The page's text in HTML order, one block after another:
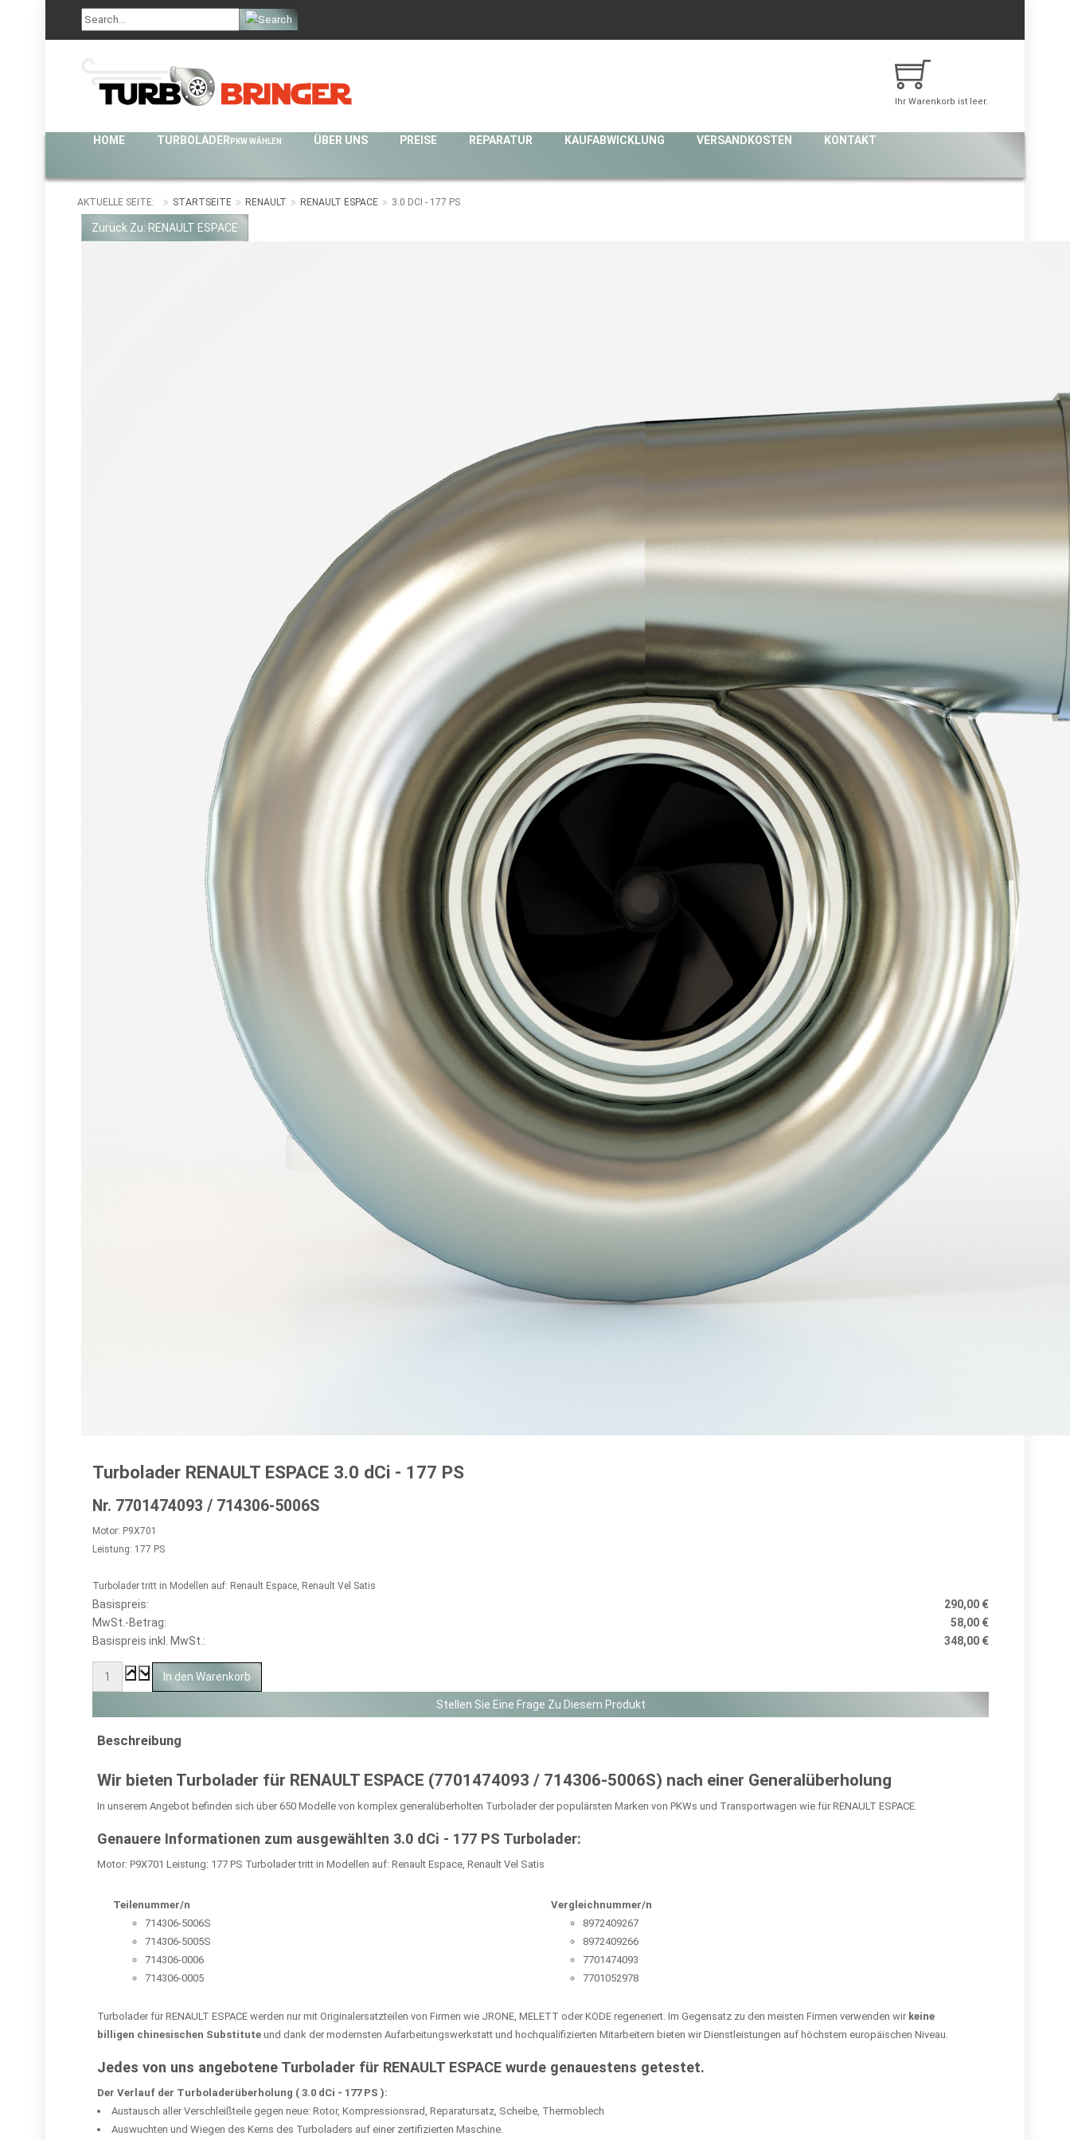
Ihr Warenkorb ist leer.
HOME TURBOLADER PKW WÄHLEN ÜBER UNS PREISE REPARATUR KAUFABWICKLUNG VERSANDKOSTEN KONTAKT
AKTUELLE SEITE: STARTSEITE RENAULT RENAULT ESPACE 3.0 DCI - 177 PS
Zurück Zu: RENAULT ESPACE
Turbolader RENAULT ESPACE 3.0 dCi - 177 PS
Nr. 7701474093 / 714306-5006S
Motor: P9X701
Leistung: 177 PS
Turbolader tritt in Modellen auf: Renault Espace, Renault Vel Satis
Basispreis:
290,00 €
MwSt.-Betrag:
58,00 €
Basispreis inkl. MwSt.:
348,00 €
Stellen Sie Eine Frage Zu Diesem Produkt
Beschreibung
Wir bieten Turbolader für RENAULT ESPACE (7701474093 / 714306-5006S) nach einer Generalüberholung
In unserem Angebot befinden sich über 650 Modelle von komplex generalüberholten Turbolader der populärsten Marken von PKWs und Transportwagen wie für RENAULT ESPACE.
Genauere Informationen zum ausgewählten 3.0 dCi - 177 PS Turbolader:
Motor: P9X701 Leistung: 177 PS Turbolader tritt in Modellen auf: Renault Espace, Renault Vel Satis
Teilenummer/n
714306-5006S
714306-5005S
714306-0006
714306-0005
Vergleichnummer/n
8972409267
8972409266
7701474093
7701052978
Turbolader für RENAULT ESPACE werden nur mit Originalersatzteilen von Firmen wie JRONE, MELETT oder KODE regeneriert. Im Gegensatz zu den meisten Firmen verwenden wir keine
billigen chinesischen Substitute und dank der modernsten Aufarbeitungswerkstatt und hochqualifizierten Mitarbeitern bieten wir Dienstleistungen auf höchstem europäischen Niveau.
Jedes von uns angebotene Turbolader für RENAULT ESPACE wurde genauestens getestet.
Der Verlauf der Turboladerüberholung ( 3.0 dCi - 177 PS ):
Austausch aller Verschleißteile gegen neue: Rotor, Kompressionsrad, Reparatursatz, Scheibe, Thermoblech
Auswuchten und Wiegen des Kerns des Turboladers auf einer zertifizierten Maschine.